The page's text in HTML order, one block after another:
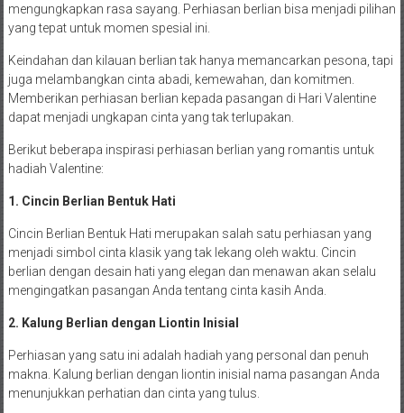
mengungkapkan rasa sayang. Perhiasan berlian bisa menjadi pilihan
yang tepat untuk momen spesial ini.
Keindahan dan kilauan berlian tak hanya memancarkan pesona, tapi
juga melambangkan cinta abadi, kemewahan, dan komitmen.
Memberikan perhiasan berlian kepada pasangan di Hari Valentine
dapat menjadi ungkapan cinta yang tak terlupakan.
Berikut beberapa inspirasi perhiasan berlian yang romantis untuk
hadiah Valentine:
1. Cincin Berlian Bentuk Hati
Cincin Berlian Bentuk Hati merupakan salah satu perhiasan yang
menjadi simbol cinta klasik yang tak lekang oleh waktu. Cincin
berlian dengan desain hati yang elegan dan menawan akan selalu
mengingatkan pasangan Anda tentang cinta kasih Anda.
2. Kalung Berlian dengan Liontin Inisial
Perhiasan yang satu ini adalah hadiah yang personal dan penuh
makna. Kalung berlian dengan liontin inisial nama pasangan Anda
menunjukkan perhatian dan cinta yang tulus.